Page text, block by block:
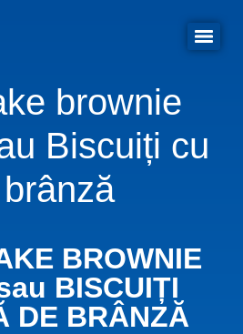
brownie
Biscuiți cu
BROWNIE
BISCUIȚI
DE BRÂNZĂ